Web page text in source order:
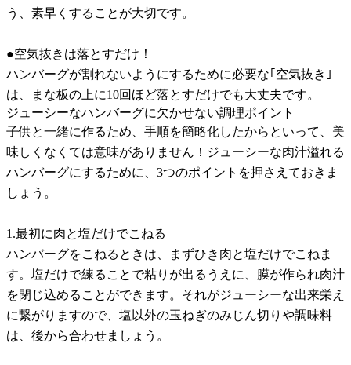
う、素早くすることが大切です。
●空気抜きは落とすだけ！
ハンバーグが割れないようにするために必要な｢空気抜き｣
は、まな板の上に10回ほど落とすだけでも大丈夫です。
ジューシーなハンバーグに欠かせない調理ポイント
子供と一緒に作るため、手順を簡略化したからといって、美
味しくなくては意味がありません！ジューシーな肉汁溢れる
ハンバーグにするために、3つのポイントを押さえておきま
しょう。
1.最初に肉と塩だけでこねる
ハンバーグをこねるときは、まずひき肉と塩だけでこねま
す。塩だけで練ることで粘りが出るうえに、膜が作られ肉汁
を閉じ込めることができます。それがジューシーな出来栄え
に繋がりますので、塩以外の玉ねぎのみじん切りや調味料
は、後から合わせましょう。